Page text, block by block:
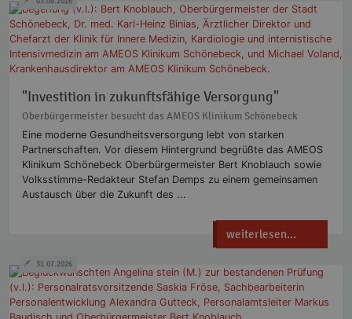
"Investition in zukunftsfähige Versorgung"
Oberbürgermeister besucht das AMEOS Klinikum Schönebeck
Eine moderne Gesundheitsversorgung lebt von starken
Partnerschaften. Vor diesem Hintergrund begrüßte das AMEOS
Klinikum Schönebeck Oberbürgermeister Bert Knoblauch sowie
Volksstimme-Redakteur Stefan Demps zu einem gemeinsamen
Austausch über die Zukunft des ...
weiterlesen...
31.07.2026